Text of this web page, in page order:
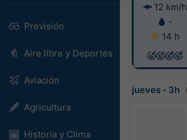
Previsión
Aire libre y Deportes
Aviación
Agricultura
Historia y Clima
12 km/h
-
14 h
jueves - 3h